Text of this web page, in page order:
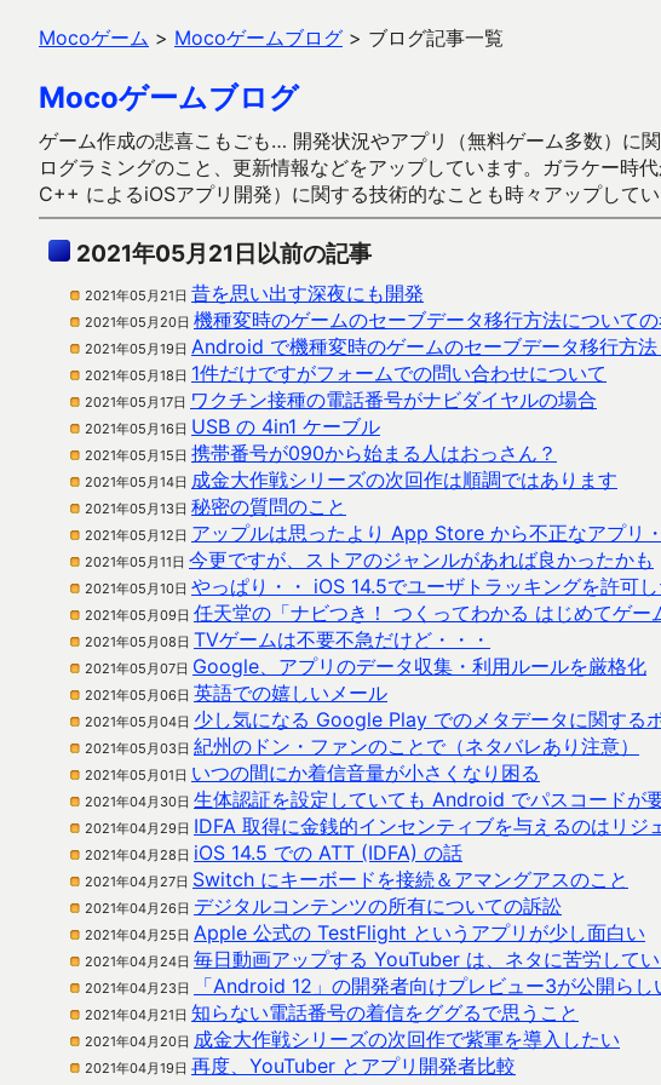
Mocoゲーム > Mocoゲームブログ > ブログ記事一覧
Mocoゲームブログ
ゲーム作成の悲喜こもごも… 開発状況やアプリ（無料ゲーム多数）
ログラミングのこと、更新情報などをアップしています。ガラケー
C++ によるiOSアプリ開発）に関する技術的なことも時々アップしてい
2021年05月21日以前の記事
2021年05月21日 昔を思い出す深夜にも開発
2021年05月20日 機種変時のゲームのセーブデータ移行方法について
2021年05月19日 Android で機種変時のゲームのセーブデータ移行方
2021年05月18日 1件だけですがフォームでの問い合わせについて
2021年05月17日 ワクチン接種の電話番号がナビダイヤルの場合
2021年05月16日 USB の 4in1 ケーブル
2021年05月15日 携帯番号が090から始まる人はおっさん？
2021年05月14日 成金大作戦シリーズの次回作は順調ではあります
2021年05月13日 秘密の質問のこと
2021年05月12日 アップルは思ったより App Store から不正なアプリ
2021年05月11日 今更ですが、ストアのジャンルがあれば良かったかも
2021年05月10日 やっぱり・・ iOS 14.5でユーザトラッキングを許可
2021年05月09日 任天堂の「ナビつき！ つくってわかる はじめてゲー
2021年05月08日 TVゲームは不要不急だけど・・・
2021年05月07日 Google、アプリのデータ収集・利用ルールを厳格化
2021年05月06日 英語での嬉しいメール
2021年05月04日 少し気になる Google Play でのメタデータに関する
2021年05月03日 紀州のドン・ファンのことで（ネタバレあり注意）
2021年05月01日 いつの間にか着信音量が小さくなり困る
2021年04月30日 生体認証を設定していても Android でパスコードが
2021年04月29日 IDFA 取得に金銭的インセンティブを与えるのはリジ
2021年04月28日 iOS 14.5 での ATT (IDFA) の話
2021年04月27日 Switch にキーボードを接続＆アマングアスのこと
2021年04月26日 デジタルコンテンツの所有についての訴訟
2021年04月25日 Apple 公式の TestFlight というアプリが少し面白い
2021年04月24日 毎日動画アップする YouTuber は、ネタに苦労して
2021年04月23日 「Android 12」の開発者向けプレビュー3が公開らし
2021年04月21日 知らない電話番号の着信をググるで思うこと
2021年04月20日 成金大作戦シリーズの次回作で紫軍を導入したい
2021年04月19日 再度、YouTuber とアプリ開発者比較